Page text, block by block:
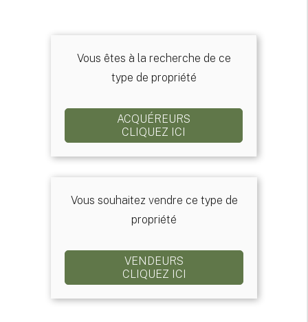
Vous êtes à la recherche de ce
type de propriété
ACQUÉREURS
CLIQUEZ ICI
Vous souhaitez vendre ce type de
propriété
VENDEURS
CLIQUEZ ICI